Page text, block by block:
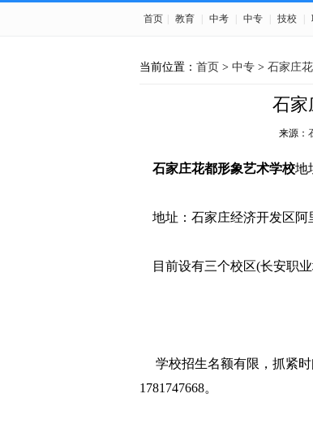
首页 教育 中考 中专 技校
当前位置： 首页 > 中专 > 石家庄
石家
来源：
石家庄花都形象艺术学校地
地址：石家庄经济开发区阿
目前设有三个校区(长安职
学校招生名额有限，抓紧时
1781747668。